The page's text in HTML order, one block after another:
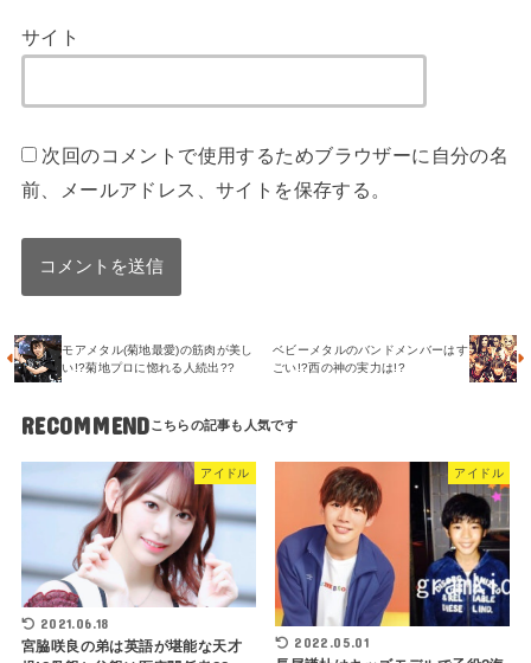
サイト
次回のコメントで使用するためブラウザーに自分の名
前、メールアドレス、サイトを保存する。
モアメタル(菊地最愛)の筋肉が美し
い!?菊地プロに惚れる人続出??
ベビーメタルのバンドメンバーはす
ごい!?西の神の実力は!?
RECOMMEND
アイドル
2021.06.18
宮脇咲良の弟は英語が堪能な天才
アイドル
2022.05.01